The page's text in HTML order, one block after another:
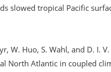
slowed tropical Pacific
W. Huo, S. Wahl, and D. I.
North Atlantic in coupled